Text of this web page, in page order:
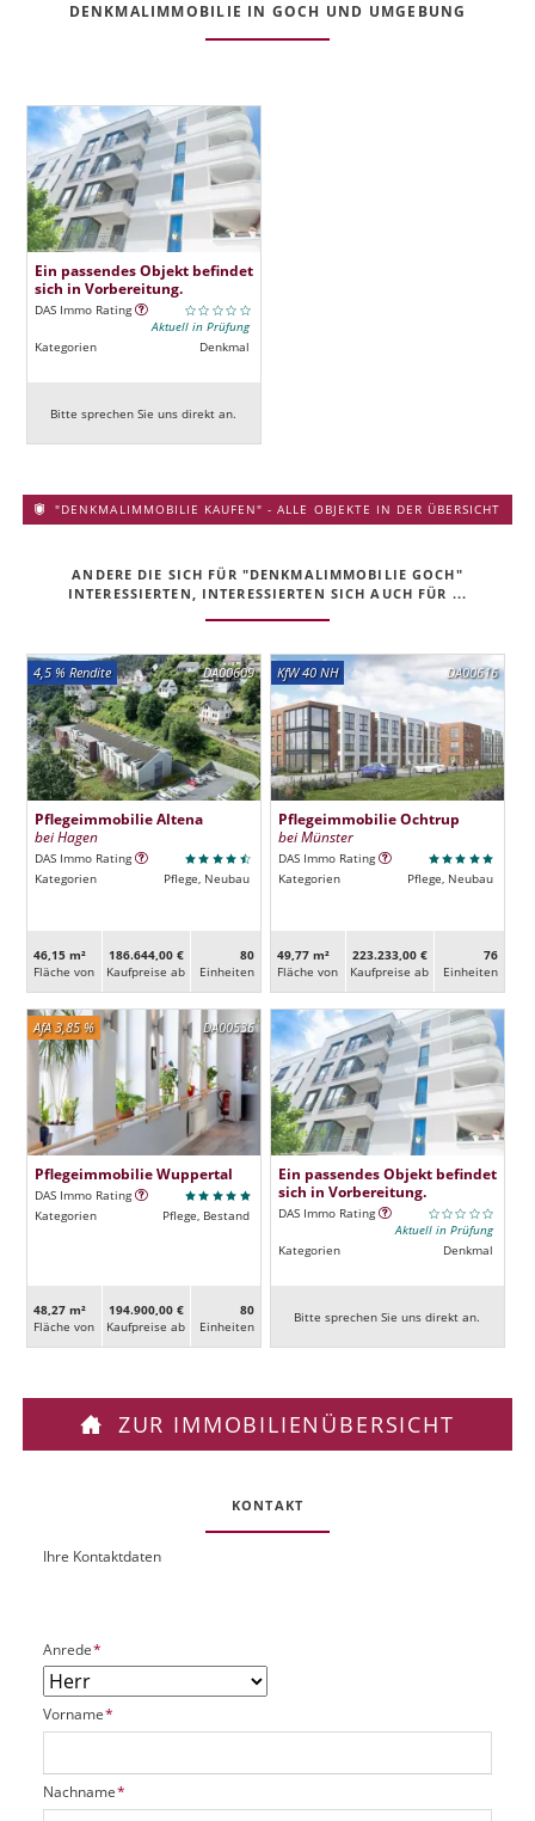
DENKMALIMMOBILIE IN GOCH UND UMGEBUNG
Ein passendes Objekt befindet
sich in Vorbereitung.
DAS Immo Rating
Aktuell in Prüfung
Kategorien
Denkmal
Bitte sprechen Sie uns direkt an.
"DENKMALIMMOBILIE KAUFEN" - ALLE OBJEKTE IN DER ÜBERSICHT
ANDERE DIE SICH FÜR "DENKMALIMMOBILIE GOCH"
INTERESSIERTEN, INTERESSIERTEN SICH AUCH FÜR ...
DA00609
4,5 % Rendite
Pflegeimmobilie Altena
bei Hagen
DAS Immo Rating
Kategorien
Pflege, Neubau
46,15 m²
Fläche von
186.644,00 €
Kaufpreise ab
80
Ein­heiten
DA00616
KfW 40 NH
Pflegeimmobilie Ochtrup
bei Münster
DAS Immo Rating
Kategorien
Pflege, Neubau
49,77 m²
Fläche von
223.233,00 €
Kaufpreise ab
76
Ein­heiten
DA00536
AfA 3,85 %
Pflegeimmobilie Wuppertal
DAS Immo Rating
Kategorien
Pflege, Bestand
48,27 m²
Fläche von
194.900,00 €
Kaufpreise ab
80
Ein­heiten
Ein passendes Objekt befindet
sich in Vorbereitung.
DAS Immo Rating
Aktuell in Prüfung
Kategorien
Denkmal
Bitte sprechen Sie uns direkt an.
ZUR IMMOBILIENÜBERSICHT
KONTAKT
O
k
P
t
z
h
UIhre Kontaktdaten
P
f
l
i
c
t
f
Anrede*
P
f
i
c
Vorname*
P
f
Nachname*